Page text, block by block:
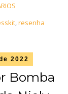
,resenha
2022
Bomba